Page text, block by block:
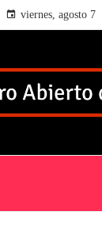
viernes, agosto 7